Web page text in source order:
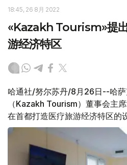
18:45, 26 8月 2022
«Kazakh Tourism»提
游经济特区
哈通社/努尔苏丹/8月26日--哈
（Kazakh Tourism）董事会主
在首都打造医疗旅游经济特区的